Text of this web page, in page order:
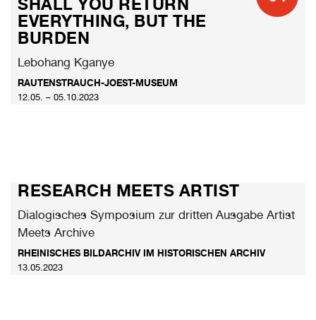
SHALL YOU RETURN
EVERYTHING, BUT THE
BURDEN
Lebohang Kganye
RAUTENSTRAUCH-JOEST-MUSEUM
12.05. – 05.10.2023
RESEARCH MEETS ARTIST
Dialogisches Symposium zur dritten Ausgabe Artist
Meets Archive
RHEINISCHES BILDARCHIV IM HISTORISCHEN ARCHIV
13.05.2023